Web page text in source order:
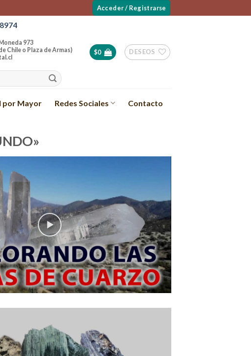
Acceder / Registrarse
973
o Plaza de Armas)
$0 DESEOS
por Mayor Redes Sociales Contacto